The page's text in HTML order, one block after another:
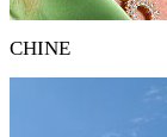
CHINE